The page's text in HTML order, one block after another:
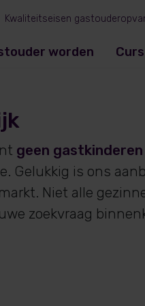
worden
Kwaliteitseisen
geen gastkinderen
Gelukkig is ons
Niet alle
zoekvraag